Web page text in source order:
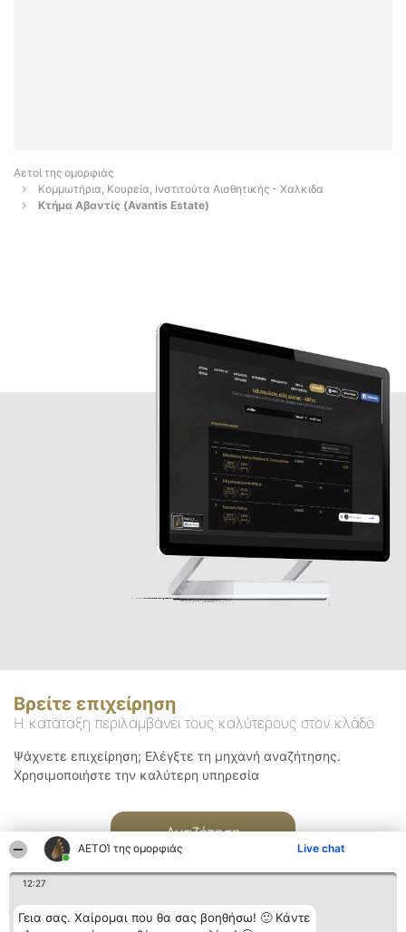
ΑΕΤΟΊ της ομορφιάς Live chat
12:27
Γεια σας. Χαίρομαι που θα σας βοηθήσω! 🙂 Κάντε
Αετοί της ομορφιάς
Κομμωτήρια, Κουρεία, Ινστιτούτα Αισθητικής - Χαλκιδα
Κτήμα Αβαντίς (Avantis Estate)
Βρείτε επιχείρηση
Η κατάταξη περιλαμβάνει τους καλύτερους στον κλάδο
Ψάχνετε επιχείρηση; Ελέγξτε τη μηχανή αναζήτησης.
Χρησιμοποιήστε την καλύτερη υπηρεσία
Αναζήτηση